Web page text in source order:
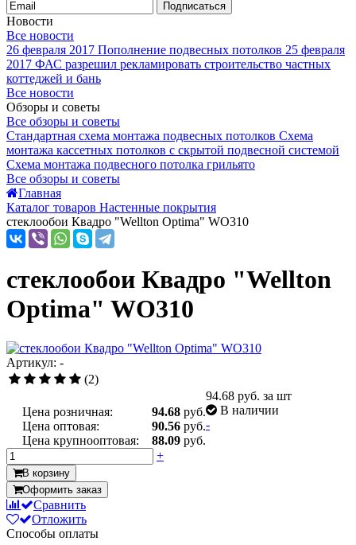
Подписаться
Новости
Все новости
26 февраля 2017 Пополнение подвесных потолков 25 февраля
2017 ФАС разрешил рекламировать строительство частных
коттеджей и бань
Все новости
Обзоры и советы
Все обзоры и советы
Стандартная схема монтажа подвесных потолков Схема
монтажа кассетных потолков с скрытой подвесной системой
Схема монтажа подвесного потолка грильято
Все обзоры и советы
Главная
Каталог товаров Настенные покрытия
стеклообои Квадро "Wellton Optima" WO310
стеклообои Квадро "Wellton
Optima" WO310
Артикул: -
(2)
Цена розничная: 94.68 руб.
Цена оптовая:
90.56 руб.
Цена крупнооптовая:
88.09 руб.
94.68 руб. за шт
В наличии
-
+
В корзину
Оформить заказ
Сравнить
Отложить
Способы оплаты